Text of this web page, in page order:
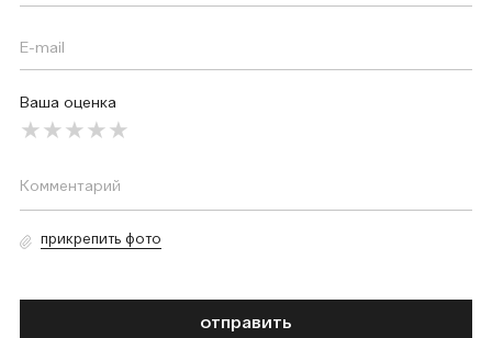
Ваша оценка
прикрепить фото
отправить